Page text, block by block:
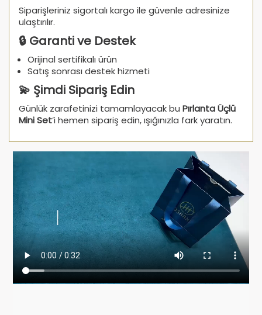
Siparişleriniz sigortalı kargo ile güvenle adresinize
ulaştırılır.
🔒 Garanti ve Destek
Orijinal sertifikalı ürün
Satış sonrası destek hizmeti
💫 Şimdi Sipariş Edin
Günlük zarafetinizi tamamlayacak bu Pırlanta Üçlü
Mini Set’i hemen sipariş edin, ışığınızla fark yaratın.